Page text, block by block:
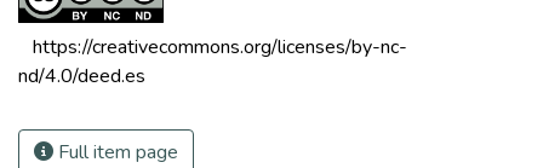
https://creativecommons.org/licenses/by-nc-
nd/4.0/deed.es
Full item page